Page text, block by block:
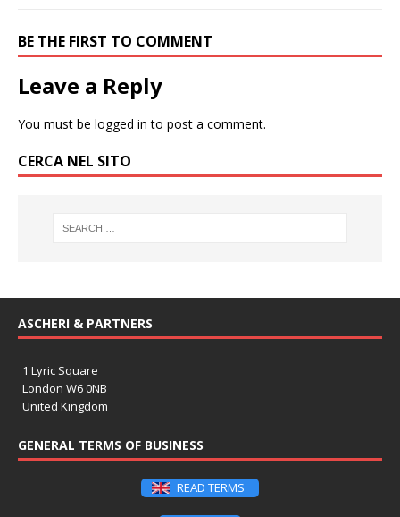
BE THE FIRST TO COMMENT
Leave a Reply
You must be logged in to post a comment.
CERCA NEL SITO
ASCHERI & PARTNERS
1 Lyric Square
London W6 0NB
United Kingdom
GENERAL TERMS OF BUSINESS
READ TERMS